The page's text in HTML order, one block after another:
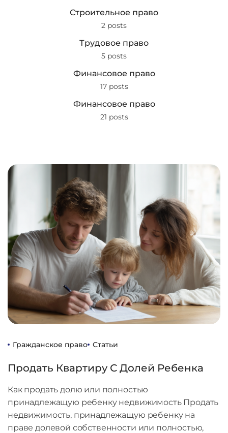
Строительное право
2 posts
Трудовое право
5 posts
Финансовое право
17 posts
Финансовое право
21 posts
Гражданское право Статьи
Продать Квартиру С Долей Ребенка
Как продать долю или полностью
принадлежащую ребенку недвижимость Продать
недвижимость, принадлежащую ребенку на
праве долевой собственности или полностью,